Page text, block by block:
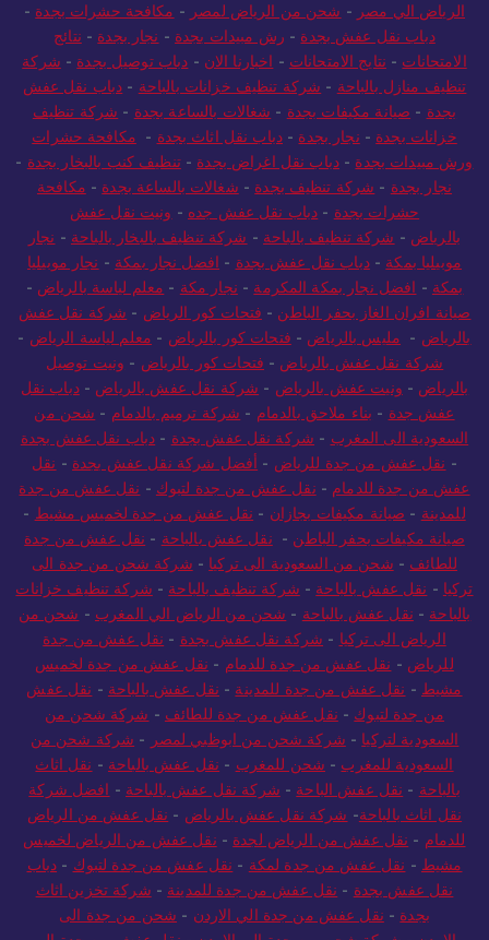
الرياض الي مصر - شحن من الرياض لمصر - مكافحة حشرات بجدة -
دباب نقل عفش بجدة - رش مبيدات بجدة - نجار بجدة - نتائج
الامتحانات - نتايج الامتحانات - اخبارنا الان - دباب توصيل بجدة - شركة
تنظيف منازل بالباحة - شركة تنظيف خزانات بالباحة - دباب نقل عفش
بجدة - صيانة مكيفات بجدة - شغالات بالساعة بجدة - شركة تنظيف
خزانات بجدة - نجار بجدة - دباب نقل اثاث بجدة - مكافحة حشرات
ورش مبيدات بجدة -دباب نقل اغراض بجدة -تنظيف كنب بالبخار بجدة -
نجار بجدة - شركة تنظيف بجدة - شغالات بالساعة بجدة - مكافحة
حشرات بجدة - دباب نقل عفش جده - ونيت نقل عفش
بالرياض - شركة تنظيف بالباحة - شركة تنظيف بالبخار بالباحة - نجار
موبيليا بمكة -دباب نقل عفش بجدة - افضل نجار بمكة - نجار موبيليا
بمكة - افضل نجار بمكة المكرمة - نجار مكة - معلم لياسة بالرياض -
صيانة افران الغاز بحفر الباطن - فتحات كور الرياض - شركة نقل عفش
بالرياض - مليس بالرياض - فتحات كور بالرياض - معلم لياسة الرياض -
شركة نقل عفش بالرياض - فتحات كور بالرياض - ونيت توصيل
بالرياض - ونيت عفش بالرياض - شركة نقل عفش بالرياض -دباب نقل
عفش جدة - بناء ملاحق بالدمام - شركة ترميم بالدمام - شحن من
السعودية الى المغرب - شركة نقل عفش بجدة - دباب نقل عفش بجدة
- نقل عفش من جدة للرياض - أفضل شركة نقل عفش بجدة - نقل
عفش من جدة للدمام - نقل عفش من جدة لتبوك - نقل عفش من جدة
للمدينة - صيانة مكيفات بجازان - نقل عفش من جدة لخميس مشيط -
صيانة مكيفات بحفر الباطن - نقل عفش بالباحة - نقل عفش من جدة
للطائف - شحن من السعودية الى تركيا - شركة شحن من جدة الى
تركيا - نقل عفش بالباحة - شركة تنظيف بالباحة - شركة تنظيف خزانات
بالباحة - نقل عفش بالباحة - شحن من الرياض الي المغرب - شحن من
الرياض الى تركيا - شركة نقل عفش بجدة - نقل عفش من جدة
للرياض - نقل عفش من جدة للدمام - نقل عفش من جدة لخميس
مشيط - نقل عفش من جدة للمدينة - نقل عفش بالباحة - نقل عفش
من جدة لتبوك - نقل عفش من جدة للطائف - شركة شحن من
السعودية لتركيا - شركة شحن من ابوظبي لمصر - شركة شحن من
السعودية للمغرب - شحن للمغرب - نقل عفش بالباحة - نقل اثاث
بالباحة - نقل عفش الباحة - شركة نقل عفش بالباحة - افضل شركة
نقل اثاث بالباحة- شركة نقل عفش بالرياض - نقل عفش من الرياض
للدمام - نقل عفش من الرياض لجدة - نقل عفش من الرياض لخميس
مشيط - نقل عفش من جدة لمكة - نقل عفش من جدة لتبوك - دباب
نقل عفش بجدة - نقل عفش من جدة للمدينة - شركة تخزين اثاث
بجدة - نقل عفش من جدة الي الاردن - شحن من جدة الى